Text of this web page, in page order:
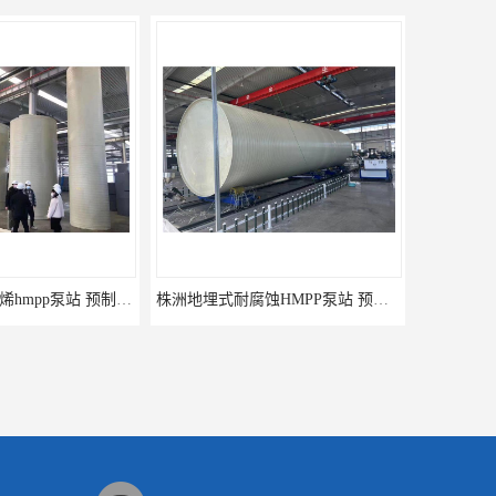
株洲地埋式耐腐蚀HMPP泵站 预制提升泵站 铭源环保HMPP泵站 嘉兴缠绕筒体PP泵站聚丙烯hmpp泵站 一体化预制式泵站 铭源环保HMPP泵站